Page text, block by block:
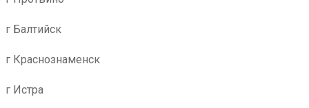
г Балтийск
г Краснознаменск
г Истра